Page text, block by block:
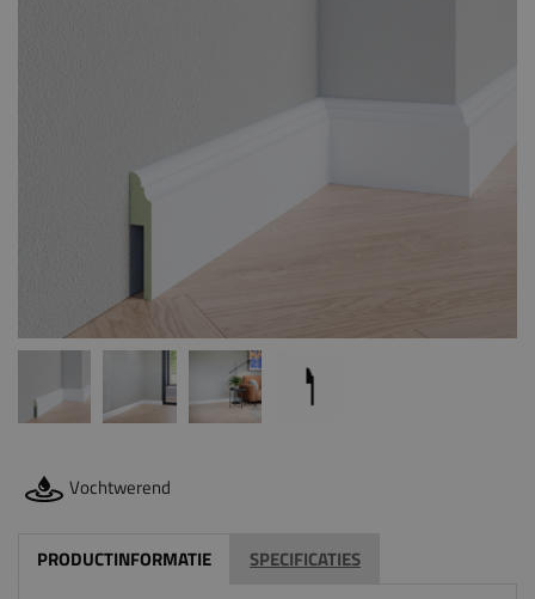
Vochtwerend
PRODUCTINFORMATIE SPECIFICATIES